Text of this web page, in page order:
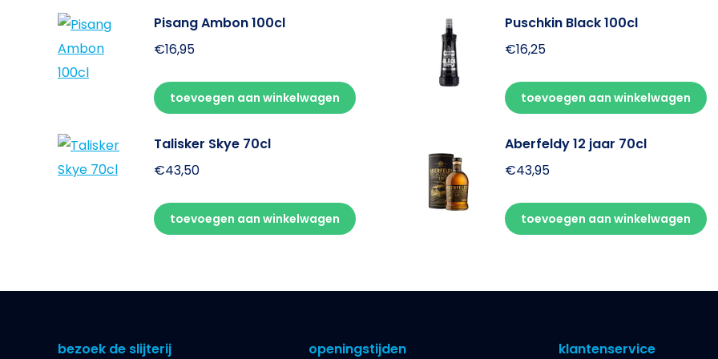
Pisang Ambon 100cl
€16,95
toevoegen aan winkelwagen
Puschkin Black 100cl
€16,25
toevoegen aan winkelwagen
Talisker Skye 70cl
€43,50
toevoegen aan winkelwagen
Aberfeldy 12 jaar 70cl
€43,95
toevoegen aan winkelwagen
bezoek de slijterij openingstijden klantenservice